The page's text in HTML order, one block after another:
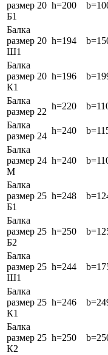
размер 20
Б1
h=200
Балка
размер 20
Ш1
h=194
Балка
размер 20
К1
h=196
Балка
размер 22
h=220
Балка
размер 24
h=240
Балка
размер 24
М
h=240
Балка
размер 25
Б1
h=248
Балка
размер 25
Б2
h=250
Балка
размер 25
Ш1
h=244
Балка
размер 25
К1
h=246
Балка
размер 25
К2
h=250